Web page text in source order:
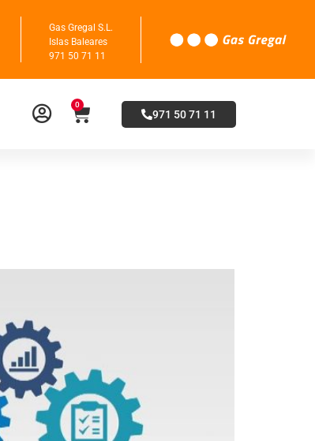
Gas Gregal S.L.
Islas Baleares
971 50 71 11
0
971 50 71 11